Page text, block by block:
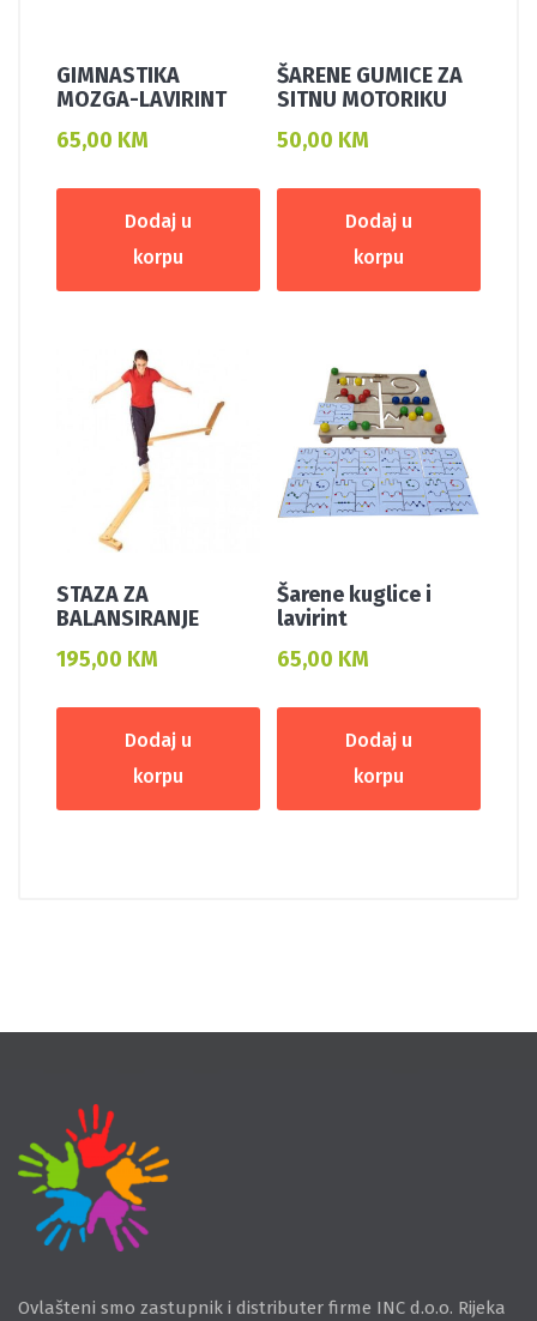
GIMNASTIKA
MOZGA-LAVIRINT
65,00 KM
Dodaj u
korpu
ŠARENE GUMICE ZA
SITNU MOTORIKU
50,00 KM
Dodaj u
korpu
STAZA ZA
BALANSIRANJE
195,00 KM
Dodaj u
korpu
Šarene kuglice i
lavirint
65,00 KM
Dodaj u
korpu
Ovlašteni smo zastupnik i distributer firme INC d.o.o. Rijeka